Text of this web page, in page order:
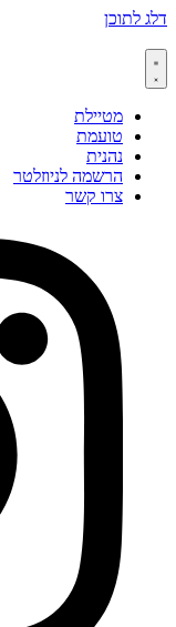
דלג לתוכן
מטיילת
טועמת
נהנית
הרשמה לניוזלטר
צרו קשר